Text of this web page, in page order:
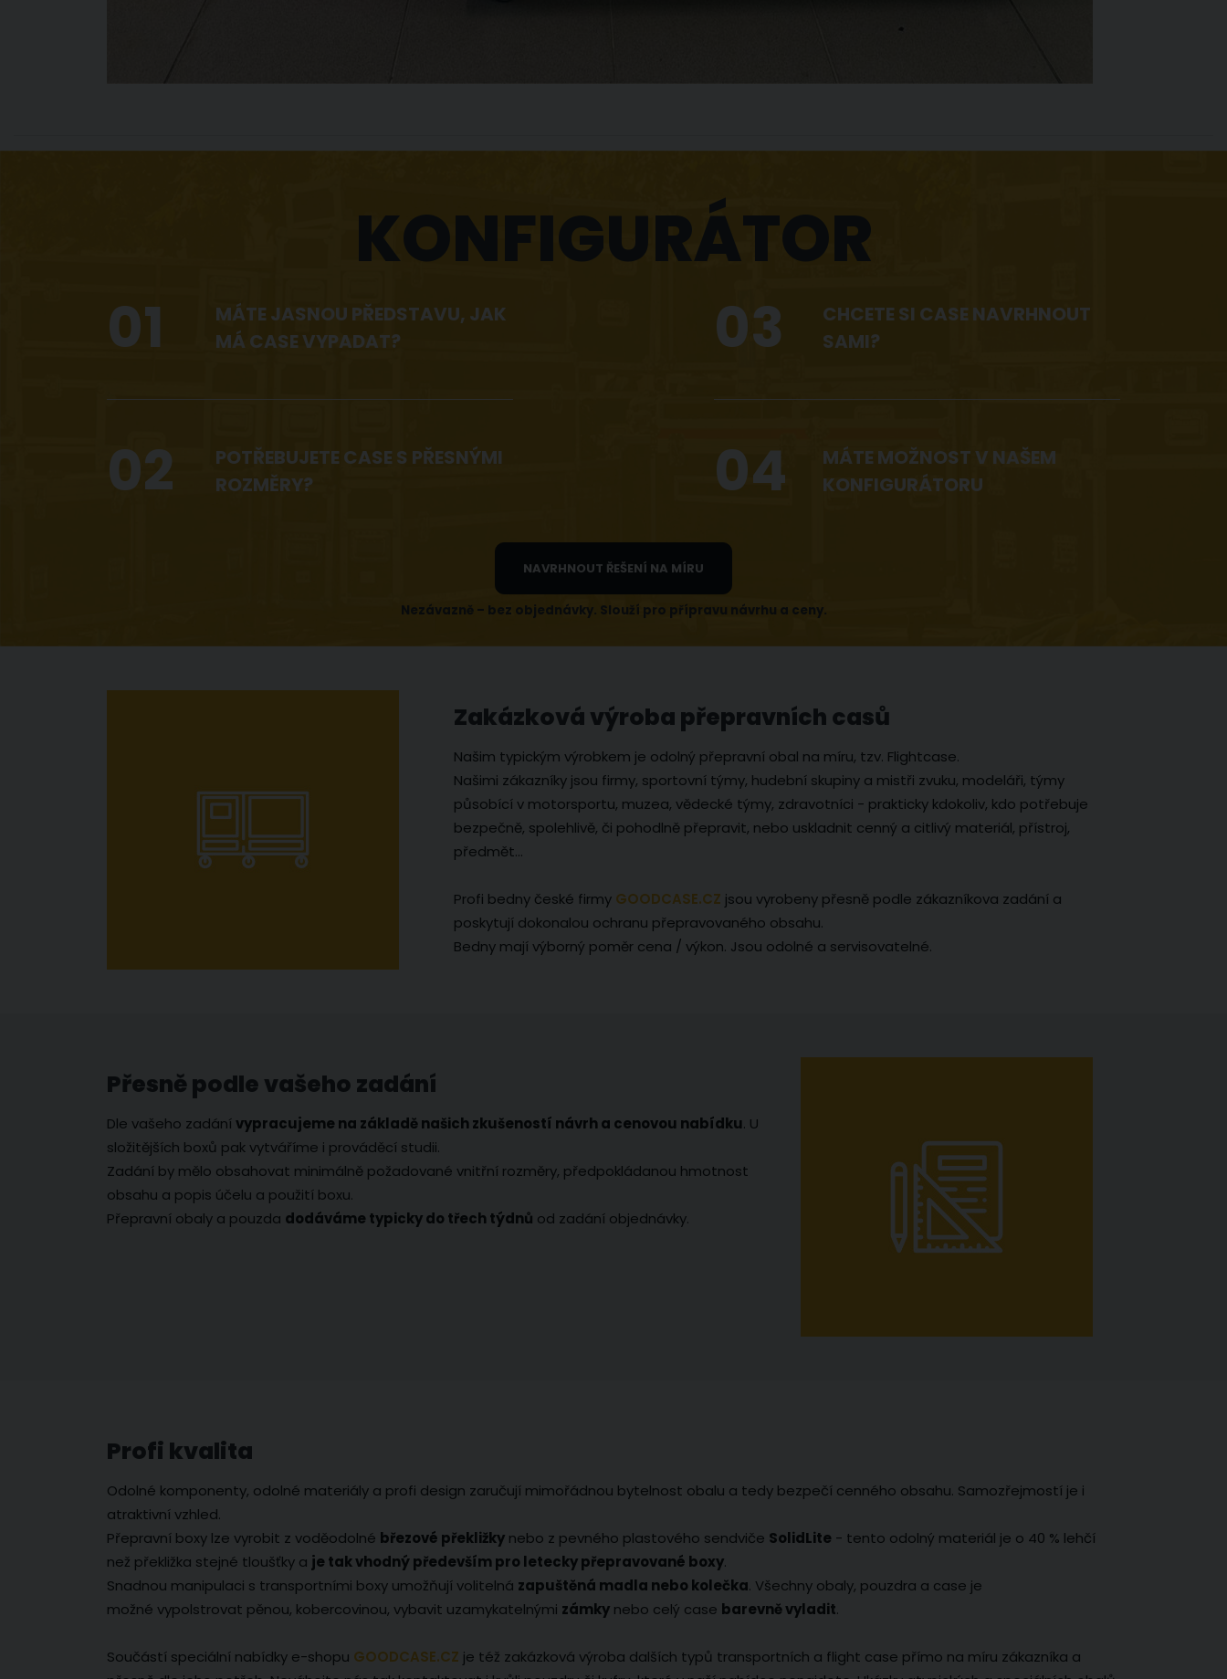
KONFIGURÁTOR
01
MÁTE JASNOU PŘEDSTAVU, JAK
MÁ CASE VYPADAT?
02
POTŘEBUJETE CASE S PŘESNÝMI
ROZMĚRY?
03
CHCETE SI CASE NAVRHNOUT
SAMI?
04
MÁTE MOŽNOST V NAŠEM
KONFIGURÁTORU
NAVRHNOUT ŘEŠENÍ NA MÍRU
Nezávazně – bez objednávky. Slouží pro přípravu návrhu a ceny.
Zakázková výroba přepravních casů
Našim typickým výrobkem je odolný přepravní obal na míru, tzv. Flightcase.
Našimi zákazníky jsou firmy, sportovní týmy, hudební skupiny a mistři zvuku, modeláři, týmy
působící v motorsportu, muzea, vědecké týmy, zdravotníci - prakticky kdokoliv, kdo potřebuje
bezpečně, spolehlivě, či pohodlně přepravit, nebo uskladnit cenný a citlivý materiál, přístroj,
předmět...
Profi bedny české firmy GOODCASE.CZ jsou vyrobeny přesně podle zákazníkova zadání a
poskytují dokonalou ochranu přepravovaného obsahu.
Bedny mají výborný poměr cena / výkon. Jsou odolné a servisovatelné.
Přesně podle vašeho zadání
Dle vašeho zadánívypracujeme na základě našich zkušeností návrh a cenovou nabídku. U
složitějších boxů pak vytváříme i prováděcí studii.
Zadání by mělo obsahovat minimálně požadované vnitřní rozměry, předpokládanou hmotnost
obsahu a popis účelu a použití boxu.
Přepravní obaly a pouzda dodáváme typicky do třech týdnů od zadání objednávky.
Profi kvalita
Odolné komponenty, odolné materiály a profi design zaručují mimořádnou bytelnost obalu a tedy bezpečí cenného obsahu. Samozřejmostí je i
atraktivní vzhled.
Přepravní boxy lze vyrobit z voděodolné březové překližky nebo z pevného plastového sendviče SolidLite - tento odolný materiál je o 40 % lehčí
než překližka stejné tloušťky a je tak vhodný především pro letecky přepravované boxy.
Snadnou manipulaci s transportními boxy umožňují volitelná zapuštěná madla nebo kolečka. Všechny obaly, pouzdra a case je
možné vypolstrovat pěnou, kobercovinou, vybavit uzamykatelnými zámky nebo celý case barevně vyladit.
Součástí speciální nabídky e-shopu GOODCASE.CZ je též zakázková výroba dalších typů transportních a flight case přímo na míru zákazníka a